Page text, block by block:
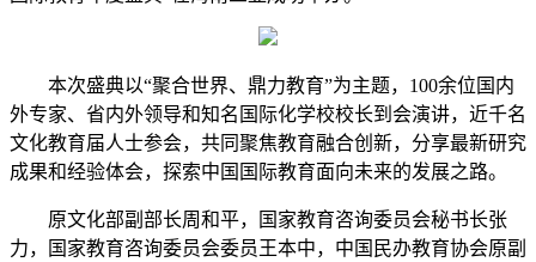
本次盛典以“聚合世界、鼎力教育”为主题，100余位国内
外专家、省内外领导和知名国际化学校校长到会演讲，近千名
文化教育届人士参会，共同聚焦教育融合创新，分享最新研究
成果和经验体会，探索中国国际教育面向未来的发展之路。
原文化部副部长周和平，国家教育咨询委员会秘书长张
力，国家教育咨询委员会委员王本中，中国民办教育协会原副